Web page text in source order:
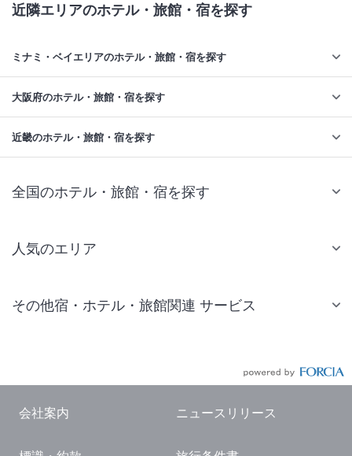
近隣エリアのホテル・旅館・宿を探す
ミナミ・ベイエリアのホテル・旅館・宿を探す
大阪府のホテル・旅館・宿を探す
近畿のホテル・旅館・宿を探す
全国のホテル・旅館・宿を探す
人気のエリア
仙台 ホテル
東京ドーム ホテル
その他宿・ホテル・旅館関連 サービス
会社案内 ニュースリリース